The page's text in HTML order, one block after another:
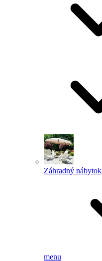
Záhradný nábytok
menu